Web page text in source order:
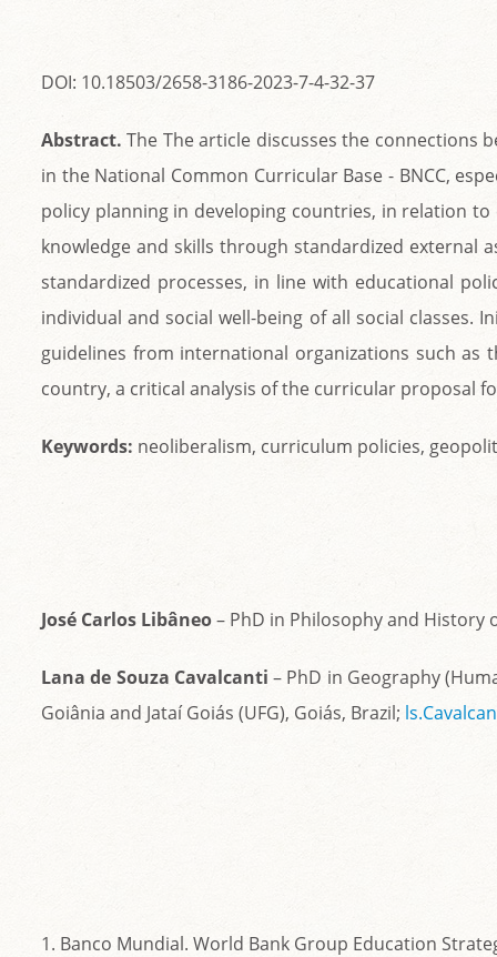
DOI: 10.18503/2658-3186-2023-7-4-32-37
Abstract. The The article discusses the
in the National Common Curricular Base - BNCC,
policy planning in developing countries, in relation
knowledge and skills through standardized external
standardized processes, in line with educational
individual and social well-being of all social
guidelines from international organizations such as
country, a critical analysis of the curricular proposal
Keywords: neoliberalism, curriculum policies,
José Carlos Libâneo– PhD in Philosophy and History
Lana de Souza Cavalcanti – PhD in Geography
Goiânia and Jataí Goiás (UFG), Goiás, Brazil;
1. Banco Mundial. World Bank Group Education